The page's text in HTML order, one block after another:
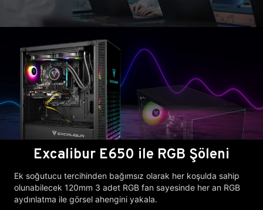
Excalibur E650 ile RGB Şöleni
Ek soğutucu tercihinden bağımsız olarak her koşulda sahip
olunabilecek 120mm 3 adet RGB fan sayesinde her an RGB
aydınlatma ile görsel ahengini yakala.